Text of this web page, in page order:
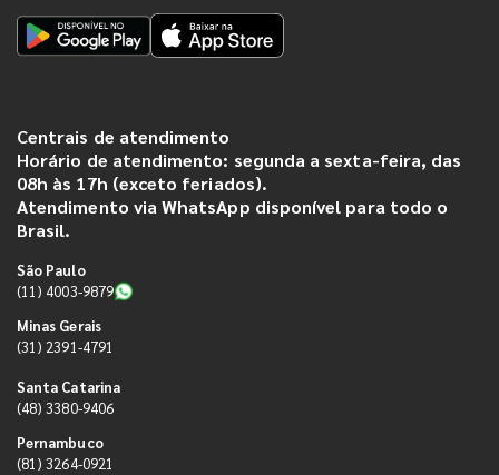
Centrais de atendimento
Horário de atendimento: segunda a sexta-feira, das
08h às 17h (exceto feriados).
Atendimento via WhatsApp disponível para todo o
Brasil.
São Paulo
(11) 4003-9879
Minas Gerais
(31) 2391-4791
Santa Catarina
(48) 3380-9406
Pernambuco
(81) 3264-0921